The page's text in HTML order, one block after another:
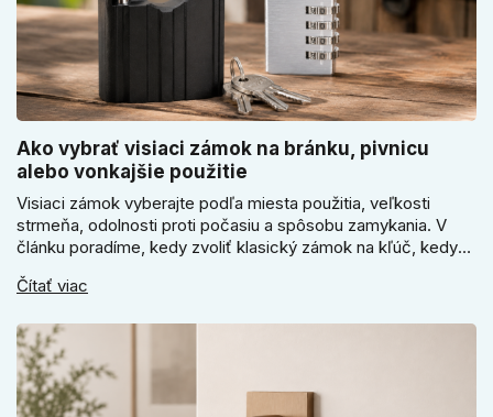
Ako vybrať visiaci zámok na bránku, pivnicu
alebo vonkajšie použitie
Visiaci zámok vyberajte podľa miesta použitia, veľkosti
strmeňa, odolnosti proti počasiu a spôsobu zamykania. V
článku poradíme, kedy zvoliť klasický zámok na kľúč, kedy
sa pri bránke, pivnici alebo záhradnom domčeku neoplatí
Čítať viac